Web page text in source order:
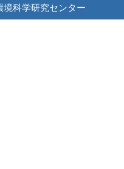
科学研究センター